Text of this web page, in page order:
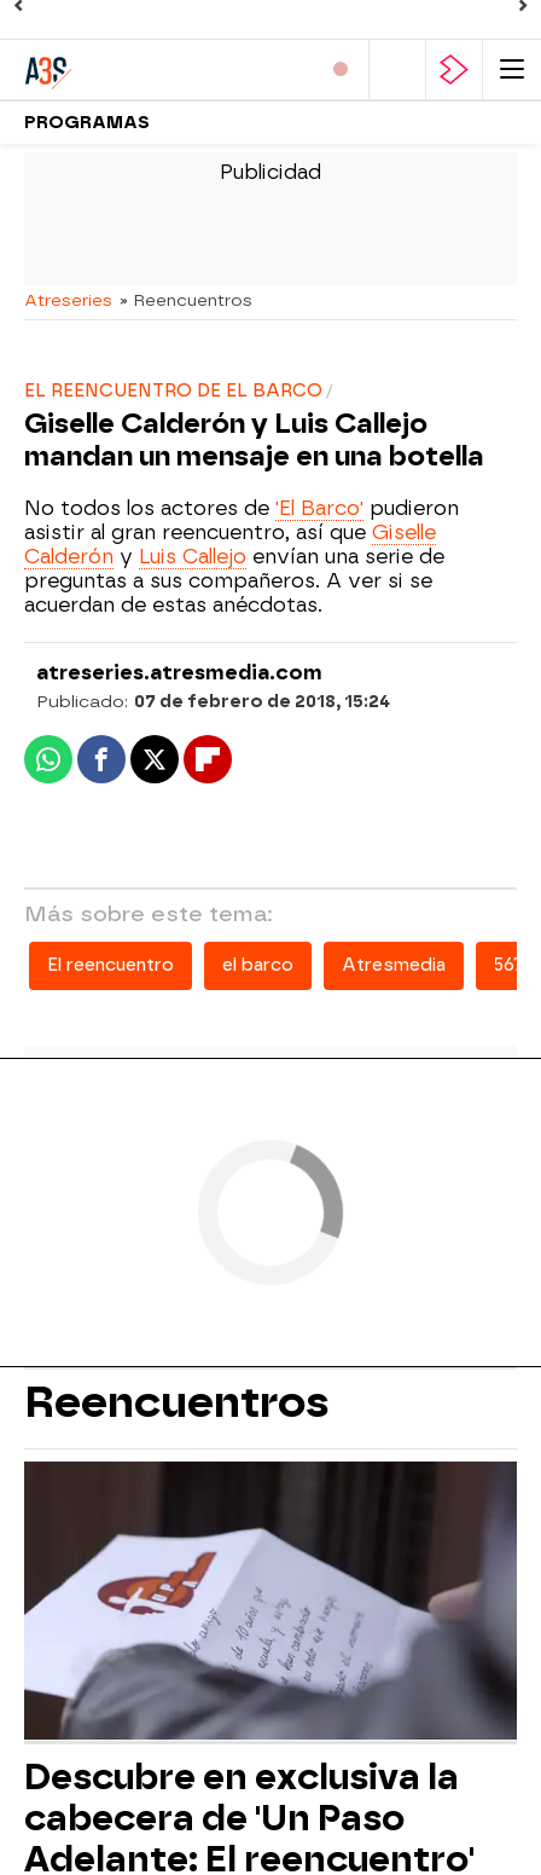
PROGRAMAS
Atreseries » Reencuentros
EL REENCUENTRO DE EL BARCO
Giselle Calderón y Luis Callejo
mandan un mensaje en una botella
No todos los actores de 'El Barco' pudieron
asistir al gran reencuentro, así que Giselle
Calderón y Luis Callejo envían una serie de
preguntas a sus compañeros. A ver si se
acuerdan de estas anécdotas.
atreseries.atresmedia.com
Publicado: 07 de febrero de 2018, 15:24
WhatsappFacebook
X Flipboard
Más sobre este tema:
El reencuentro el barco Atresmedia
Reencuentros
Descubre en exclusiva la
cabecera de 'Un Paso
Adelante: El reencuentro'